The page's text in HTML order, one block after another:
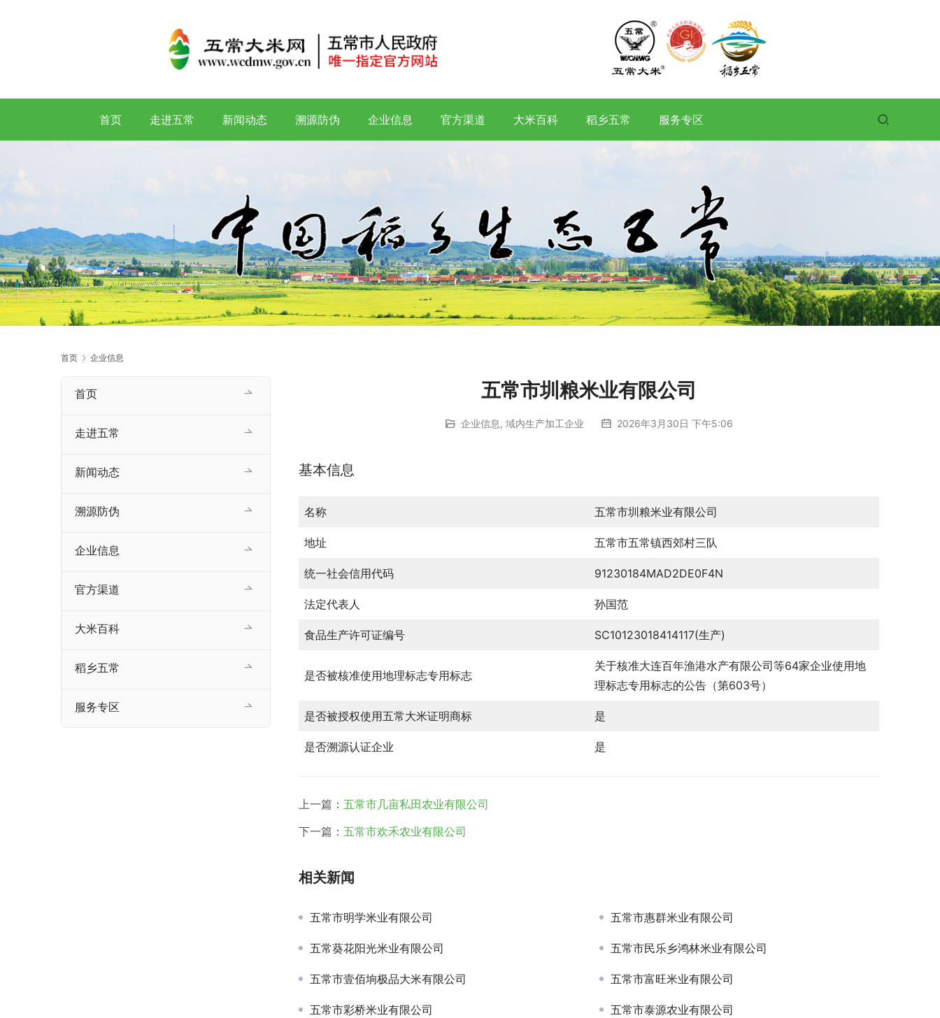
首页 走进五常 新闻动态 溯源防伪 企业信息 官方渠道 大米百科 稻乡五常 服务专区
首页 企业信息
五常市圳粮米业有限公司
企业信息, 域内生产加工企业 2026年3月30日 下午5:06
基本信息
名称 五常市圳粮米业有限公司
地址 五常市五常镇西郊村三队
统一社会信用代码 91230184MAD2DE0F4N
法定代表人 孙国范
食品生产许可证编号 SC10123018414117(生产)
是否被核准使用地理标志专用标志
关于核准大连百年渔港水产有限公司等64家企业使用地
理标志专用标志的公告（第603号）
是否被授权使用五常大米证明商标 是
是否溯源认证企业 是
上一篇： 五常市几亩私田农业有限公司
下一篇： 五常市欢禾农业有限公司
相关新闻
五常市明学米业有限公司 五常市惠群米业有限公司
五常葵花阳光米业有限公司 五常市民乐乡鸿林米业有限公司
五常市壹佰垧极品大米有限公司 五常市富旺米业有限公司
五常市彩桥米业有限公司 五常市泰源农业有限公司
首页
走进五常
新闻动态
溯源防伪
企业信息
官方渠道
大米百科
稻乡五常
服务专区